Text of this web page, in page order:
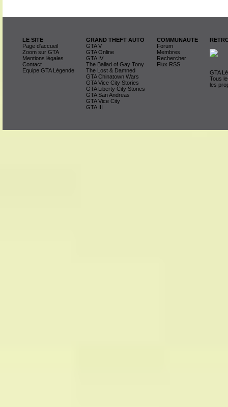
LE SITE
Page d'accueil
Zoom sur GTA
Mentions légales
Contact
Equipe GTA Légende
GRAND THEFT AUTO
GTA V
GTA Online
GTA IV
The Ballad of Gay Tony
The Lost & Damned
GTA Chinatown Wars
GTA Vice City Stories
GTA Liberty City Stories
GTA San Andreas
GTA Vice City
GTA III
COMMUNAUTE
Forum
Membres
Rechercher
Flux RSS
GTA
Tous
les